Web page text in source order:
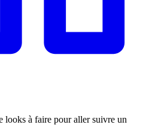
looks à faire pour aller suivre un